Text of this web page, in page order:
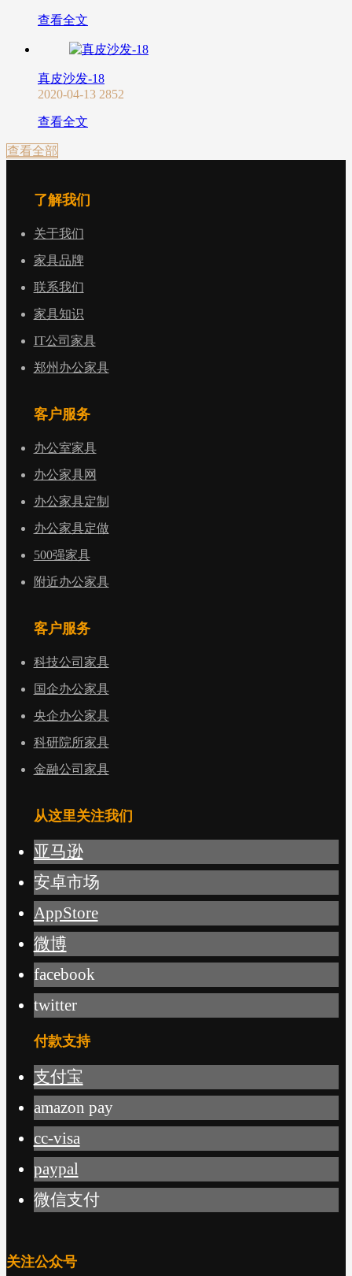
查看全文
真皮沙发-18
2020-04-13 2852
查看全文
查看全部
了解我们
关于我们
家具品牌
联系我们
家具知识
IT公司家具
郑州办公家具
客户服务
办公室家具
办公家具网
办公家具定制
办公家具定做
500强家具
附近办公家具
客户服务
科技公司家具
国企办公家具
央企办公家具
科研院所家具
金融公司家具
从这里关注我们
亚马逊
安卓市场
AppStore
微博
facebook
twitter
付款支持
支付宝
amazon pay
cc-visa
paypal
微信支付
关注公众号